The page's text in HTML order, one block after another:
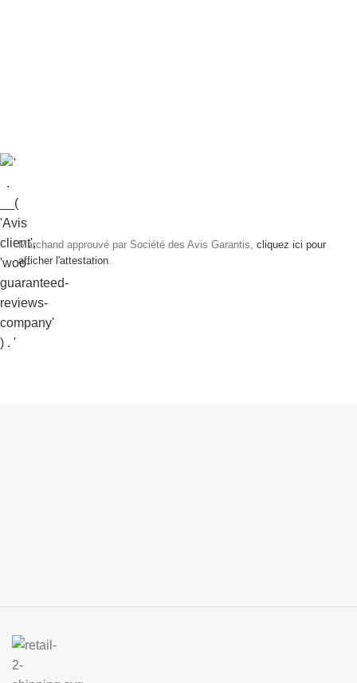
Marchand approuvé par Société des Avis Garantis, cliquez ici pour
afficher l'attestation.